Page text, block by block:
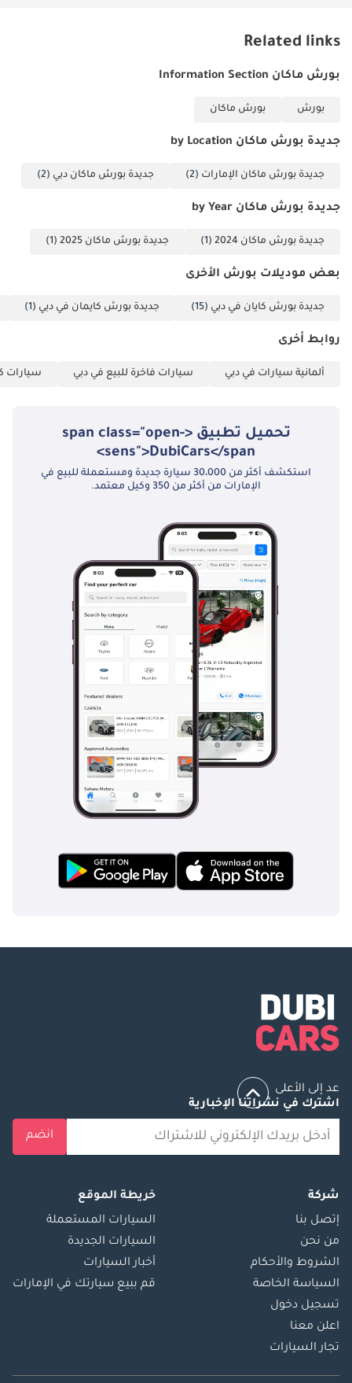
Related links
بورش ماكان Information Section
بورش بورش ماكان
جديدة بورش ماكان by Location
جديدة بورش ماكان الإمارات (2) جديدة بورش ماكان دبي (2)
جديدة بورش ماكان by Year
جديدة بورش ماكان 2024 (1) جديدة بورش ماكان 2025 (1)
بعض موديلات بورش الأخرى
جديدة بورش كايان في دبي (15) جديدة بورش كايمان في دبي (1)
روابط أخرى
ألمانية سيارات في دبي سيارات فاخرة للبيع في دبي سيارات
تحميل تطبيق <span class="open-
sens">DubiCars</span>
استكشف أكثر من 30،000 سيارة جديدة ومستعملة للبيع في
الإمارات من أكثر من 350 وكيل معتمد.
عد إلى الأعلى
اشترك في نشراتنا الإخبارية
انضم
شركة
إتصل بنا
من نحن
الشروط والأحكام
السياسة الخاصة
تسجيل دخول
اعلن معنا
تجار السيارات
خريطة الموقع
السيارات المستعملة
السيارات الجديدة
أخبار السيارات
قم ببيع سيارتك في الإمارات